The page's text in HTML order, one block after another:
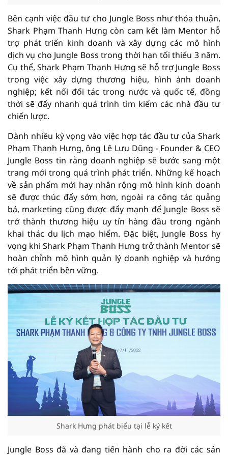
Bên cạnh việc đầu tư cho Jungle Boss như thỏa thuận,
Shark Phạm Thanh Hưng còn cam kết làm Mentor hỗ
trợ phát triển kinh doanh và xây dựng các mô hình
dịch vụ cho Jungle Boss trong thời hạn tối thiểu 3 năm.
Cụ thể, Shark Phạm Thanh Hưng sẽ hỗ trợ Jungle Boss
trong việc xây dựng thương hiệu, hình ảnh doanh
nghiệp; kết nối đối tác trong nước và quốc tế, đồng
thời sẽ đẩy nhanh quá trình tìm kiếm các nhà đầu tư
chiến lược.
Dành nhiều kỳ vọng vào việc hợp tác đầu tư của Shark
Phạm Thanh Hưng, ông Lê Lưu Dũng - Founder & CEO
Jungle Boss tin rằng doanh nghiệp sẽ bước sang một
trang mới trong quá trình phát triển. Những kế hoạch
về sản phẩm mới hay nhân rộng mô hình kinh doanh
sẽ được thúc đẩy sớm hơn, ngoài ra công tác quảng
bá, marketing cũng được đẩy mạnh để Jungle Boss sẽ
trở thành thương hiệu uy tín hàng đầu trong ngành
khai thác du lịch mạo hiểm. Đặc biệt, Jungle Boss hy
vọng khi Shark Phạm Thanh Hưng trở thành Mentor sẽ
hoàn chỉnh mô hình quản lý doanh nghiệp và hướng
tới phát triển bền vững.
Shark Hưng phát biểu tại lễ ký kết
Jungle Boss đã và đang tiến hành cho ra đời các sản